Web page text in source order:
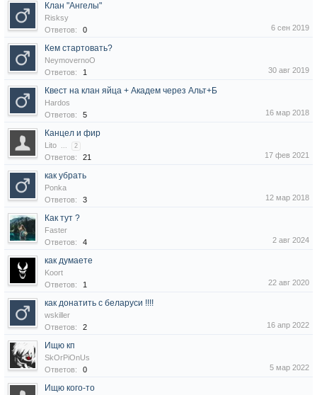
Клан "Ангелы"
Risksy
Ответов:
0 6 сен 2019
Кем стартовать?
NeymovernoO
Ответов:
1 30 авг 2019
Квест на клан яйца + Академ через Альт+Б
Hardos
Ответов:
5 16 мар 2018
Канцел и фир
Lito ... 2
Ответов: 21 17 фев 2021
как убрать
Ponka
Ответов:
3 12 мар 2018
Как тут ?
Faster
Ответов:
4 2 авг 2024
как думаете
Koort
Ответов:
1 22 авг 2020
как донатить с беларуси !!!!
wskiller
Ответов:
2 16 апр 2022
Ищю кп
SkOrPiOnUs
Ответов:
0 5 мар 2022
Ищю кого-то